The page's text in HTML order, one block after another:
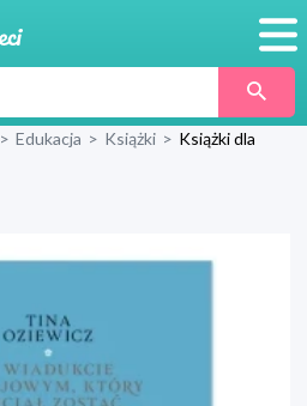
Produkty
Blog
Wyprawka
> Edukacja > Książki > Książki dla